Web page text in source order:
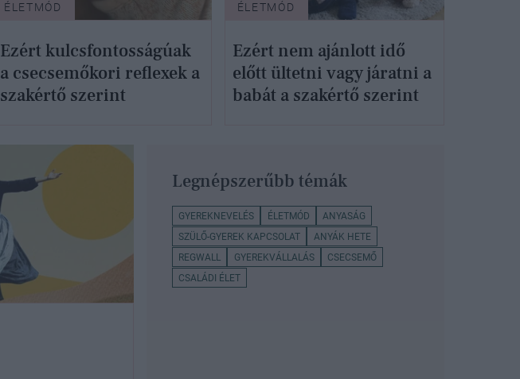
ÉLETMÓD
Ezért kulcsfontosságúak
a csecsemőkori reflexek a
szakértő szerint
ÉLETMÓD
Ezért nem ajánlott idő
előtt ültetni vagy járatni a
babát a szakértő szerint
Legnépszerűbb témák
GYEREKNEVELÉS ÉLETMÓD
ANYASÁG
SZÜLŐ-GYEREK KAPCSOLAT
ANYÁK HETE
REGWALL
GYEREKVÁLLALÁS
CSECSEMŐ
CSALÁDI ÉLET